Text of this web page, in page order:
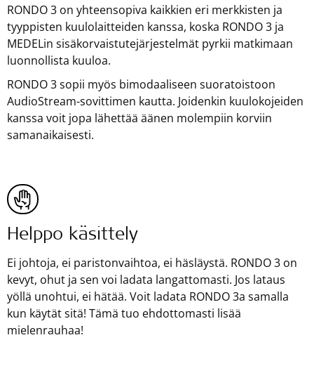
RONDO 3 on yhteensopiva kaikkien eri merkkisten ja
tyyppisten kuulolaitteiden kanssa, koska RONDO 3 ja
MEDELin sisäkorvaistutejärjestelmät pyrkii matkimaan
luonnollista kuuloa.
RONDO 3 sopii myös bimodaaliseen suoratoistoon
AudioStream-sovittimen kautta. Joidenkin kuulokojeiden
kanssa voit jopa lähettää äänen molempiin korviin
samanaikaisesti.
Helppo käsittely
Ei johtoja, ei paristonvaihtoa, ei häsläystä. RONDO 3 on
kevyt, ohut ja sen voi ladata langattomasti. Jos lataus
yöllä unohtui, ei hätää. Voit ladata RONDO 3a samalla
kun käytät sitä! Tämä tuo ehdottomasti lisää
mielenrauhaa!